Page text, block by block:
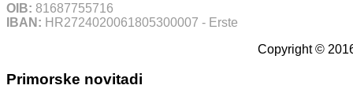
OIB: 81687755716
IBAN: HR2724020061805300007 - Erste
Copyright ©
Primorske novitadi